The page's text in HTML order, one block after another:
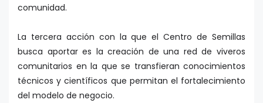
comunidad.
La tercera acción con la que el Centro de Semillas
busca aportar es la creación de una red de viveros
comunitarios en la que se transfieran conocimientos
técnicos y científicos que permitan el fortalecimiento
del modelo de negocio.